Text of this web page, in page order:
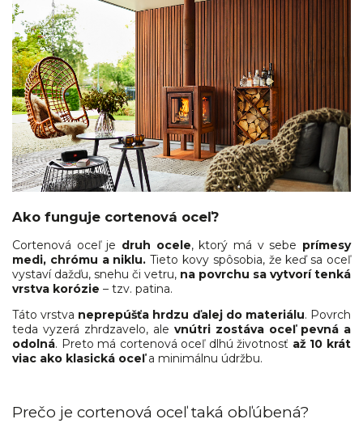
Ako funguje cortenová oceľ?
Cortenová oceľ je druh ocele, ktorý má v sebe prímesy
medi, chrómu a niklu. Tieto kovy spôsobia, že keď sa oceľ
vystaví dažďu, snehu či vetru, na povrchu sa vytvorí tenká
vrstva korózie – tzv. patina.
Táto vrstva neprepúšťa hrdzu ďalej do materiálu. Povrch
teda vyzerá zhrdzavelo, ale vnútri zostáva oceľ pevná a
odolná. Preto má cortenová oceľ dlhú životnosť až 10 krát
viac ako klasická oceľa minimálnu údržbu.
Prečo je cortenová oceľ taká obľúbená?